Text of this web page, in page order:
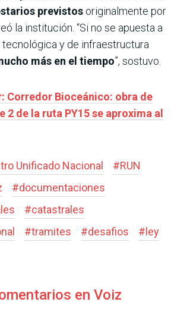
previstos originalmente por
la institución. “Si no se apuesta a
y de infraestructura
más en el tiempo”, sostuvo.
Corredor Bioceánico: obra de
2 de la ruta PY15 se aproxima al
Unificado Nacional #RUN
#documentaciones
#catastrales
#tramites #desafios # ley
en Voiz